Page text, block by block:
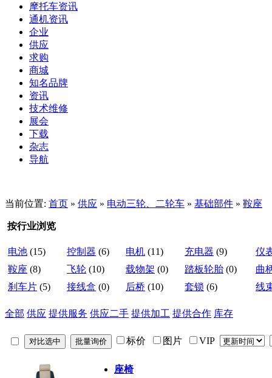
摩托车资讯
通机资讯
企业
供应
求购
商城
知名品牌
资讯
技术维修
展会
下载
杂志
导航
当前位置: 首页 » 供应 » 电动三轮、二轮车 » 基础部件 » 鞍座
按行业浏览
电池 (15) 控制器 (6) 电机 (11) 充电器 (9)
仪
鞍座 (8) 飞轮 (10) 载物架 (0) 踏板轮胎 (0)
曲
刹车片 (5) 接线盒 (0) 后桥 (10) 套锁 (6) 线
全部 供应 提供服务 供应二手 提供加工 提供合作 库存
标价 图片 VIP
座椅